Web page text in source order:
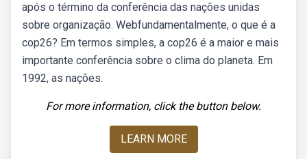
após o término da conferência das nações unidas
sobre organização. Webfundamentalmente, o que é a
cop26? Em termos simples, a cop26 é a maior e mais
importante conferência sobre o clima do planeta. Em
1992, as nações.
For more information, click the button below.
LEARN MORE